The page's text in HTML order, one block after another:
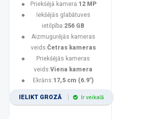
Priekšējā kamera:12 MP
Iekšējās glabātuves
ietilpība:256 GB
Aizmugurējās kameras
veids:Četras kameras
Priekšējās kameras
veids:Viena kamera
Ekrāns:17,5 cm (6.9")
IELIKT GROZĀ Ir veikalā